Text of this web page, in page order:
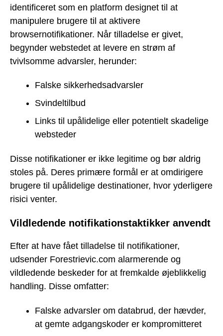
identificeret som en platform designet til at
manipulere brugere til at aktivere
browsernotifikationer. Når tilladelse er givet,
begynder webstedet at levere en strøm af
tvivlsomme advarsler, herunder:
Falske sikkerhedsadvarsler
Svindeltilbud
Links til upålidelige eller potentielt skadelige
websteder
Disse notifikationer er ikke legitime og bør aldrig
stoles på. Deres primære formål er at omdirigere
brugere til upålidelige destinationer, hvor yderligere
risici venter.
Vildledende notifikationstaktikker anvendt
Efter at have fået tilladelse til notifikationer,
udsender Forestrievic.com alarmerende og
vildledende beskeder for at fremkalde øjeblikkelig
handling. Disse omfatter:
Falske advarsler om databrud, der hævder,
at gemte adgangskoder er kompromitteret